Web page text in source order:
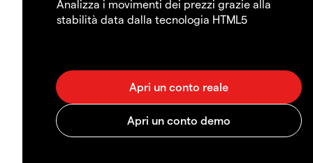
Analizza i movimenti dei prezzi grazie alla
stabilità data dalla tecnologia HTML5